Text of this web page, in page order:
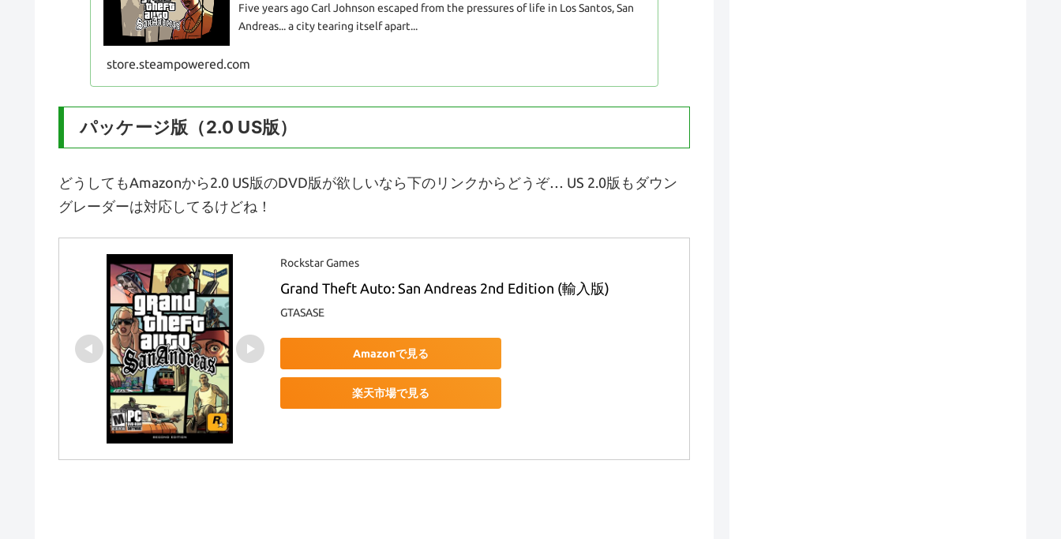
Five years ago Carl Johnson escaped from the pressures of life in Los Santos, San
Andreas... a city tearing itself apart...
store.steampowered.com
パッケージ版（2.0 US版）
どうしてもAmazonから2.0 US版のDVD版が欲しいなら下のリンクからどうぞ… US 2.0版もダウン
グレーダーは対応してるけどね！
Rockstar Games
Grand Theft Auto: San Andreas 2nd Edition (輸入版)
GTASASE
Amazonで見る
楽天市場で見る